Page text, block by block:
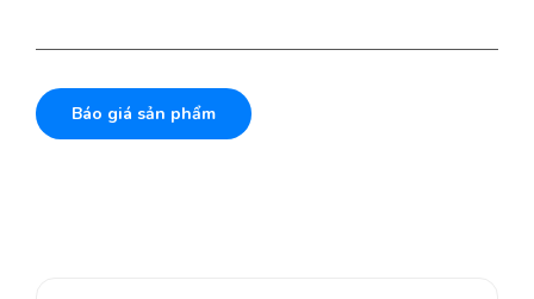
Báo giá sản phẩm